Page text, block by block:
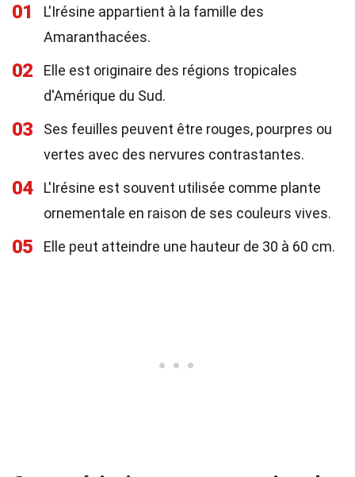
01
L'Irésine appartient à la famille des
Amaranthacées.
02
Elle est originaire des régions tropicales
d'Amérique du Sud.
03
Ses feuilles peuvent être rouges, pourpres ou
vertes avec des nervures contrastantes.
04
L'Irésine est souvent utilisée comme plante
ornementale en raison de ses couleurs vives.
05 Elle peut atteindre une hauteur de 30 à 60 cm.